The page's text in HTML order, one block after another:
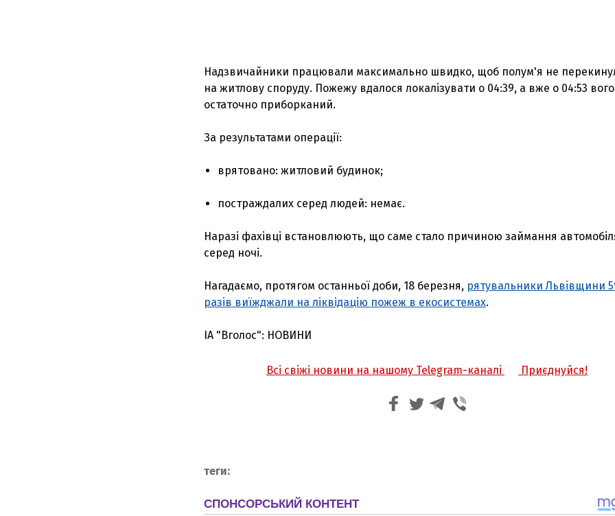
Надзвичайники працювали максимально швидко, щоб полум'я не
на житлову споруду. Пожежу вдалося локалізувати о 04:39, а вже о 04:53
остаточно приборканий.
За результатами операції:
врятовано: житловий будинок;
постраждалих серед людей: немає.
Наразі фахівці встановлюють, що саме стало причиною займання
серед ночі.
Нагадаємо, протягом останньої доби, 18 березня, рятувальники Львівщини
разів виїжджали на ліквідацію пожеж в екосистемах.
ІА "Вголос": НОВИНИ
Всі свіжі новини на нашому Telegram-каналі Приєднуйся!